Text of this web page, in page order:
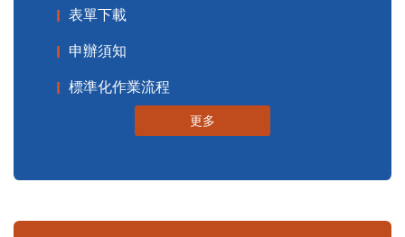
表單下載
申辦須知
標準化作業流程
更多